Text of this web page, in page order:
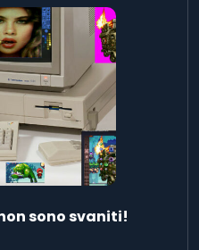
sono svaniti!